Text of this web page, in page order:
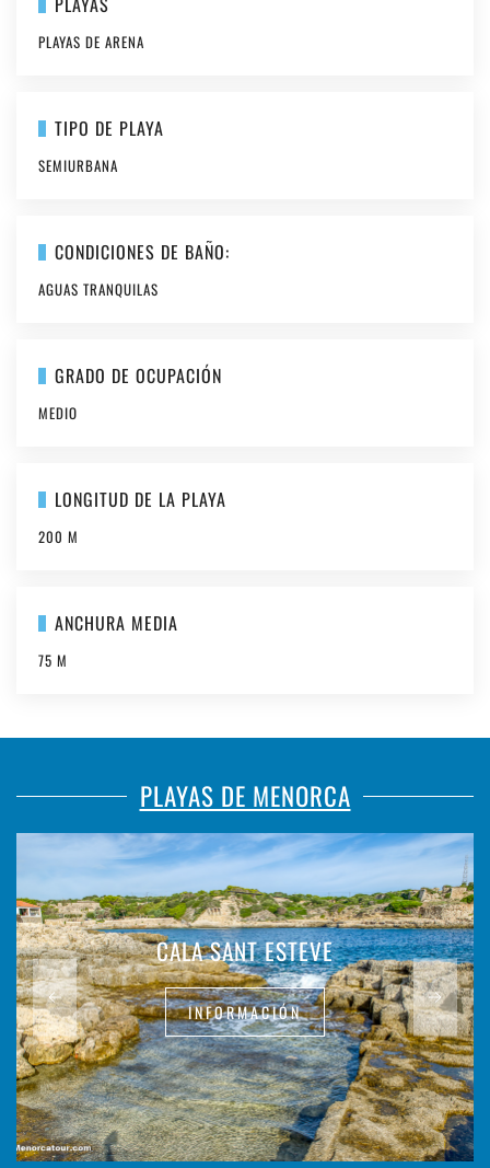
PLAYAS DE ARENA
TIPO DE PLAYA
SEMIURBANA
CONDICIONES DE BAÑO:
AGUAS TRANQUILAS
GRADO DE OCUPACIÓN
MEDIO
LONGITUD DE LA PLAYA
200 M
ANCHURA MEDIA
75 M
PLAYAS DE MENORCA
CALA SANT ESTEVE
INFORMACIÓN